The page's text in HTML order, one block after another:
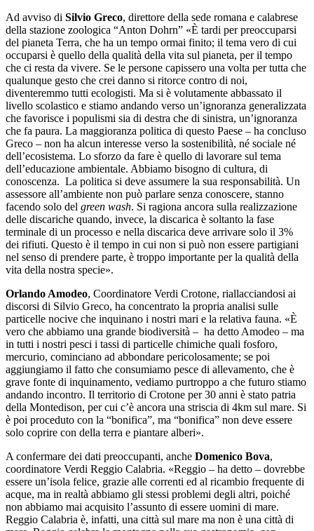
Ad avviso di Silvio Greco, direttore della sede romana e calabrese
della stazione zoologica “Anton Dohrn” «È tardi per preoccuparsi
del pianeta Terra, che ha un tempo ormai finito; il tema vero di cui
occuparsi è quello della qualità della vita sul pianeta, per il tempo
che ci resta da vivere. Se le persone capissero una volta per tutta che
qualunque gesto che crei danno si ritorce contro di noi,
diventeremmo tutti ecologisti. Ma si è volutamente abbassato il
livello scolastico e stiamo andando verso un’ignoranza generalizzata
che favorisce i populismi sia di destra che di sinistra, un’ignoranza
che fa paura. La maggioranza politica di questo Paese – ha concluso
Greco – non ha alcun interesse verso la sostenibilità, né sociale né
dell’ecosistema. Lo sforzo da fare è quello di lavorare sul tema
dell’educazione ambientale. Abbiamo bisogno di cultura, di
conoscenza. La politica si deve assumere la sua responsabilità. Un
assessore all’ambiente non può parlare senza conoscere, stanno
facendo solo del green wash. Si ragiona ancora sulla realizzazione
delle discariche quando, invece, la discarica è soltanto la fase
terminale di un processo e nella discarica deve arrivare solo il 3%
dei rifiuti. Questo è il tempo in cui non si può non essere partigiani
nel senso di prendere parte, è troppo importante per la qualità della
vita della nostra specie».
Orlando Amodeo, Coordinatore Verdi Crotone, riallacciandosi ai
discorsi di Silvio Greco, ha concentrato la propria analisi sulle
particelle nocive che inquinano i nostri mari e la relativa fauna. «È
vero che abbiamo una grande biodiversità – ha detto Amodeo – ma
in tutti i nostri pesci i tassi di particelle chimiche quali fosforo,
mercurio, cominciano ad abbondare pericolosamente; se poi
aggiungiamo il fatto che consumiamo pesce di allevamento, che è
grave fonte di inquinamento, vediamo purtroppo a che futuro stiamo
andando incontro. Il territorio di Crotone per 30 anni è stato patria
della Montedison, per cui c’è ancora una striscia di 4km sul mare. Si
è poi proceduto con la “bonifica”, ma “bonifica” non deve essere
solo coprire con della terra e piantare alberi».
A confermare dei dati preoccupanti, anche Domenico Bova,
coordinatore Verdi Reggio Calabria. «Reggio – ha detto – dovrebbe
essere un’isola felice, grazie alle correnti ed al ricambio frequente di
acque, ma in realtà abbiamo gli stessi problemi degli altri, poiché
non abbiamo mai acquisito l’assunto di essere uomini di mare.
Reggio Calabria è, infatti, una città sul mare ma non è una città di